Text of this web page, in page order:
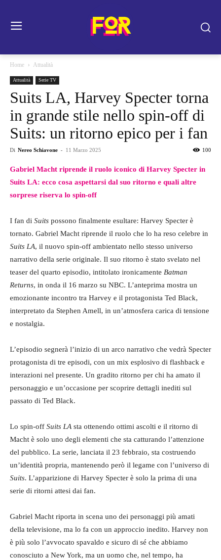
Home Attualità
Attualità Serie TV
Suits LA, Harvey Specter torna
in grande stile nello spin-off di
Suits: un ritorno epico per i fan
Di Nereo Schiavone - 11 Marzo 2025 100
Gabriel Macht riprende il ruolo iconico di Harvey Specter in
Suits LA: ecco cosa aspettarsi dal suo ritorno e quali altre
sorprese riserva lo spin-off
I fan di Suits possono finalmente esultare: Harvey Specter è
tornato. Gabriel Macht riprende il ruolo che lo ha reso celebre in
Suits LA, il nuovo spin-off ambientato nello stesso universo
narrativo della serie originale. Il suo ritorno è stato svelato nel
teaser del quarto episodio, intitolato ironicamente Batman
Returns, in onda il 16 marzo su NBC. L’anteprima mostra un
emozionante incontro tra Harvey e il protagonista Ted Black,
interpretato da Stephen Amell, in un’atmosfera carica di tensione
e nostalgia.
L’episodio segnerà l’inizio di un arco narrativo che vedrà Specter
protagonista di tre episodi, con un mix esplosivo di flashback e
interazioni nel presente. Un gradito ritorno per chi ha amato il
personaggio e un’occasione per scoprire dettagli inediti sul
passato di Ted Black.
Lo spin-off Suits LA sta ottenendo ottimi ascolti e il ritorno di
Macht è solo uno degli elementi che sta catturando l’attenzione
del pubblico. La serie, lanciata il 23 febbraio, sta costruendo
un’identità propria, mantenendo però il legame con l’universo di
Suits. L’apparizione di Harvey Specter è solo la prima di una
serie di ritorni attesi dai fan.
Gabriel Macht riporta in scena uno dei personaggi più amati
della televisione, ma lo fa con un approccio inedito. Harvey non
è più solo l’avvocato spavaldo e sicuro di sé che abbiamo
conosciuto a New York, ma un uomo che, nel tempo, ha